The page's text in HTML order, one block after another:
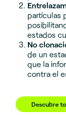
partículas
estados
No
de un
que la
contra el
Descubre